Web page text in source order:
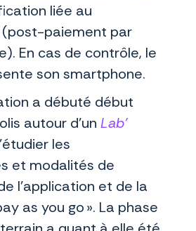
liée au
paiement par
En cas de contrôle, le
son smartphone.
a débuté début
autour d’un Lab’
les
et modalités de
l’application et de la
as you go ». La phase